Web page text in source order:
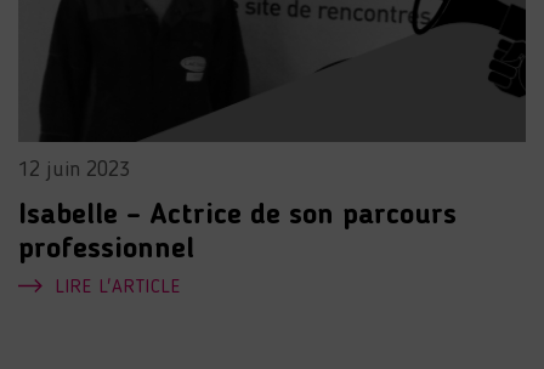
12 juin 2023
Isabelle – Actrice de son parcours
professionnel
LIRE L'ARTICLE